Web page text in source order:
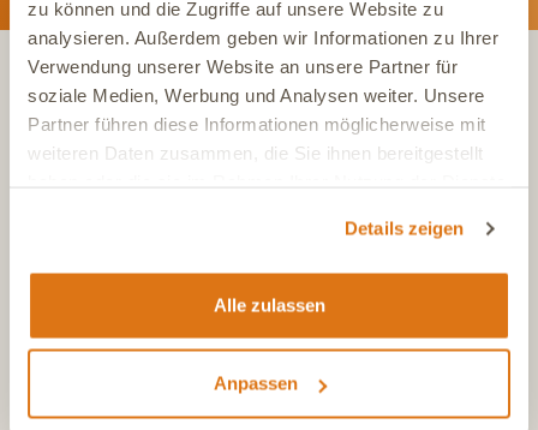
zu können und die Zugriffe auf unsere Website zu
analysieren. Außerdem geben wir Informationen zu Ihrer
Verwendung unserer Website an unsere Partner für
soziale Medien, Werbung und Analysen weiter. Unsere
Partner führen diese Informationen möglicherweise mit
weiteren Daten zusammen, die Sie ihnen bereitgestellt
Details zeigen
Alle zulassen
Anpassen
KONTAKT
Aus dem deutschen Festnetz, Mo-Fr, 7-17 Uhr
Aus Österreich, Mo-Fr, 7-17 Uhr
+41 (0)615 880 573
Aus der Schweiz, Mo-Fr, 7-17 Uhr